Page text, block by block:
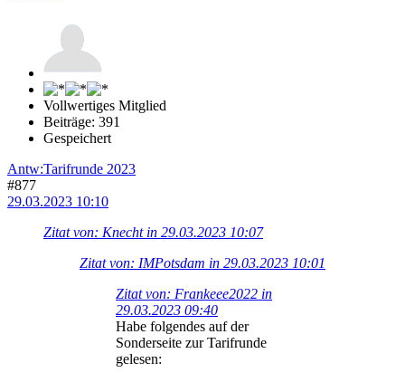
Vollwertiges Mitglied
Beiträge: 391
Gespeichert
Antw:Tarifrunde 2023
#877
29.03.2023 10:10
Zitat von: Knecht in 29.03.2023 10:07
Zitat von: IMPotsdam in 29.03.2023 10:01
Zitat von: Frankeee2022 in
29.03.2023 09:40
Habe folgendes auf der
Sonderseite zur Tarifrunde
gelesen: